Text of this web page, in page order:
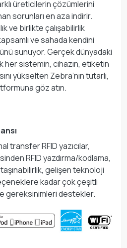
üreticilerin çözümlerini
sorunları en aza indirir.
ve birlikte çalışabilirlik
ve sahada kendini
sunuyor. Gerçek dünyadaki
her sistemin, cihazın, etiketin
yükselten Zebra’nın tutarlı,
göz atın.
transfer RFID yazıcılar,
RFID yazdırma/kodlama,
gelişen teknoloji
kadar çok çeşitli
gereksinimleri destekler.